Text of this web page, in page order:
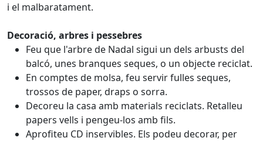
i el malbaratament.
Decoració, arbres i pessebres
Feu que l'arbre de Nadal sigui un dels arbusts del
balcó, unes branques seques, o un objecte reciclat.
En comptes de molsa, feu servir fulles seques,
trossos de paper, draps o sorra.
Decoreu la casa amb materials reciclats. Retalleu
papers vells i pengeu-los amb fils.
Aprofiteu CD inservibles. Els podeu decorar, per